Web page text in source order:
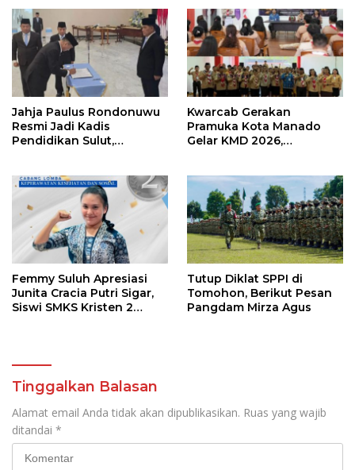
Jahja Paulus Rondonuwu
Resmi Jadi Kadis
Pendidikan Sulut,
Kwarcab Gerakan
Pramuka Kota Manado
Gelar KMD 2026,
Pramuka
Femmy Suluh Apresiasi
Junita Cracia Putri Sigar,
Siswi SMKS Kristen 2
Tutup Diklat SPPI di
Tomohon, Berikut Pesan
Pangdam Mirza Agus
Tinggalkan Balasan
Alamat email Anda tidak akan dipublikasikan. Ruas yang wajib
ditandai *